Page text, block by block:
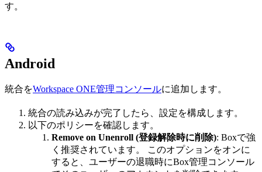
す。
Android
統合をWorkspace ONE管理コンソールに追加します。
統合の読み込みが完了したら、設定を構成します。
以下のポリシーを確認します。
Remove on Unenroll (登録解除時に削除): Boxで強
く推奨されています。 このオプションをオンに
すると、ユーザーの退職時にBox管理コンソール